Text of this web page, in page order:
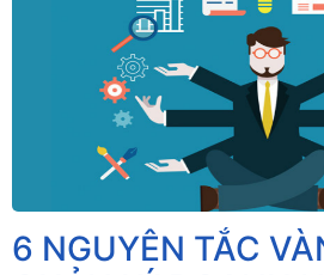
6 NGUYÊN TẮC